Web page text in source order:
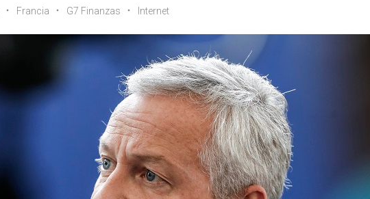
Francia G7 Finanzas Internet